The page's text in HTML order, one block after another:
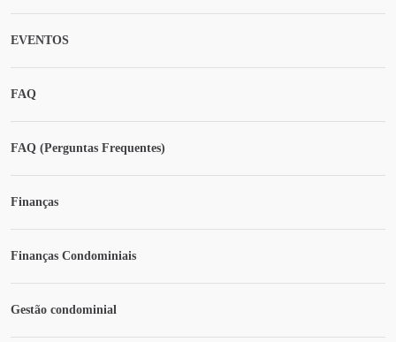
EVENTOS
FAQ
FAQ (Perguntas Frequentes)
Finanças
Finanças Condominiais
Gestão condominial